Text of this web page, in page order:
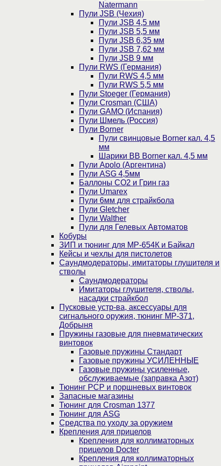
Natermann
Пули JSB (Чехия)
Пули JSB 4,5 мм
Пули JSB 5,5 мм
Пули JSB 6,35 мм
Пули JSB 7,62 мм
Пули JSB 9 мм
Пули RWS (Германия)
Пули RWS 4,5 мм
Пули RWS 5,5 мм
Пули Stoeger (Германия)
Пули Crosman (США)
Пули GAMO (Испания)
Пули Шмель (Россия)
Пули Borner
Пули свинцовые Borner кал. 4,5
мм
Шарики BB Borner кал. 4,5 мм
Пули Apolo (Аргентина)
Пули ASG 4,5мм
Баллоны CO2 и Грин газ
Пули Umarex
Пули 6мм для страйкбола
Пули Gletcher
Пули Walther
Пули для Гелевых Автоматов
Кобуры
ЗИП и тюнинг для МР-654К и Байкал
Кейсы и чехлы для пистолетов
Саундмодераторы, имитаторы глушителя и
стволы
Саундмодераторы
Имитаторы глушителя, стволы,
насадки страйкбол
Пусковые устр-ва, аксессуары для
сигнального оружия, тюнинг МР-371,
Добрыня
Пружины газовые для пневматических
винтовок
Газовые пружины Стандарт
Газовые пружины УСИЛЕННЫЕ
Газовые пружины усиленные,
обслуживаемые (заправка Азот)
Тюнинг PCP и поршневых винтовок
Запасные магазины
Тюнинг для Crosman 1377
Тюнинг для ASG
Средства по уходу за оружием
Крепления для прицелов
Крепления для коллиматорных
прицелов Docter
Крепления для коллиматорных